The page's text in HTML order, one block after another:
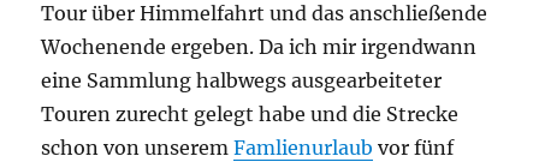
Tour über Himmelfahrt und das anschließende
Wochenende ergeben. Da ich mir irgendwann
eine Sammlung halbwegs ausgearbeiteter
Touren zurecht gelegt habe und die Strecke
schon von unseremFamlienurlaub vor fünf